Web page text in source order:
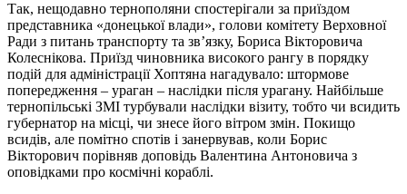
Так, нещодавно тернополяни спостерігали за приїздом
представника «донецької влади», голови комітету Верховної
Ради з питань транспорту та зв’язку, Бориса Вікторовича
Колеснікова. Приїзд чиновника високого рангу в порядку
подій для адміністрації Хоптяна нагадувало: штормове
попередження – ураган – наслідки після урагану. Найбільше
тернопільські ЗМІ турбували наслідки візиту, тобто чи всидить
губернатор на місці, чи знесе його вітром змін. Покищо
всидів, але помітно спотів і занервував, коли Борис
Вікторович порівняв доповідь Валентина Антоновича з
оповідками про космічні кораблі.